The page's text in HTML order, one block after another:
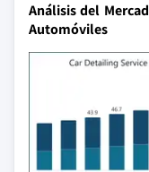
Análisis del
Automóviles